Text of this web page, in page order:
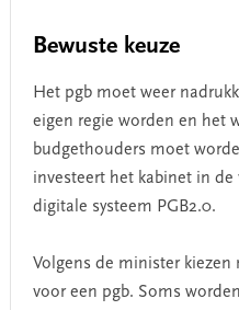
Bewuste keuze
Het pgb moet weer
eigen regie worden en het
budgethouders moet
investeert het kabinet in
digitale systeem PGB2.0.
Volgens de minister
voor een pgb. Soms